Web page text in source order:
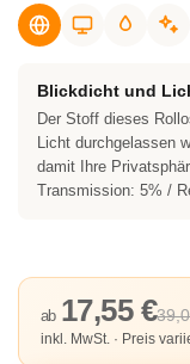
Blickdicht und
Der Stoff dieses
Licht durchgelassen
damit Ihre
Transmission: 5% /
ab 17,55 €
inkl. MwSt. · Preis